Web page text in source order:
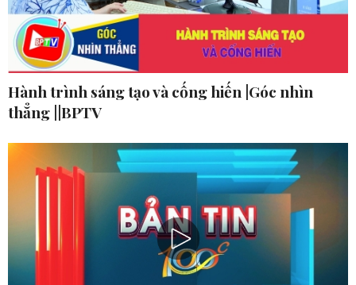
Hành trình sáng tạo và cống hiến |Góc nhìn
thẳng ||BPTV